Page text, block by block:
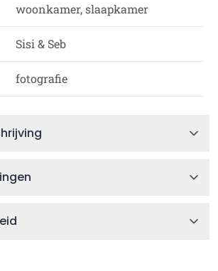
woonkamer, slaapkamer
Sisi & Seb
fotografie